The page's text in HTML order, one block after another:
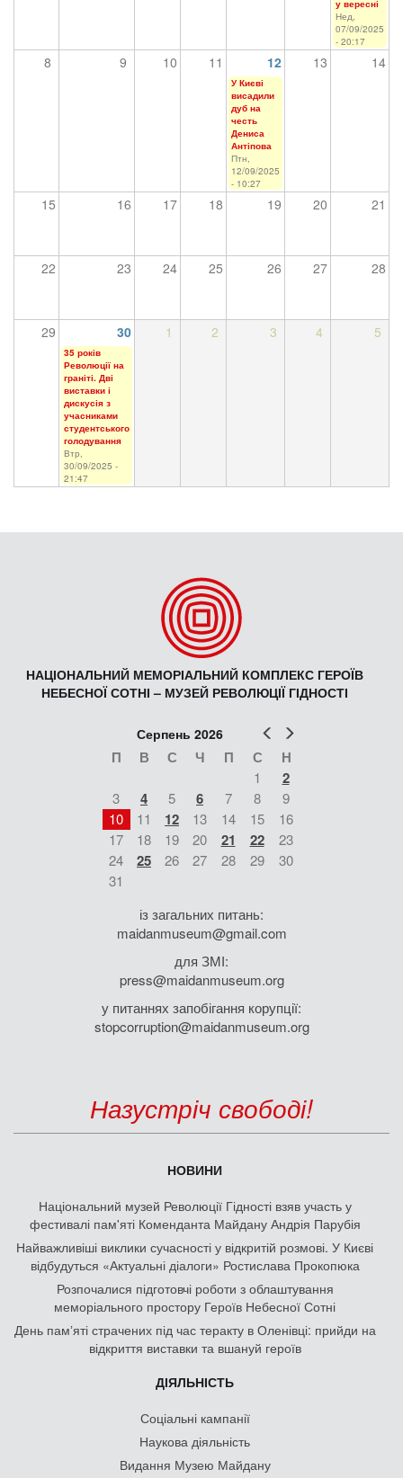
у вересні
Нед,
07/09/2025
- 20:17
8 9 10 11 12 13 14
У Києві
висадили
дуб на
честь
Дениса
Антіпова
Птн,
12/09/2025
- 10:27
15 16 17 18 19 20 21
22 23 24 25 26 27 28
29 30 1 2 3 4 5
35 років
Революції на
граніті. Дві
виставки і
дискусія з
учасниками
студентського
голодування
Втр,
30/09/2025 -
21:47
НАЦІОНАЛЬНИЙ МЕМОРІАЛЬНИЙ КОМПЛЕКС ГЕРОЇВ
НЕБЕСНОЇ СОТНІ – МУЗЕЙ РЕВОЛЮЦІЇ ГІДНОСТІ
Попер
Серпень 2026
П В С Ч П С Н
1 2
3 4 5 6 7 8
9
10
11 12 13 14 15
16
17
18 19 20 21 22
23
24
25 26 27 28 29
30
31
із загальних питань:
maidanmuseum@gmail.com
для ЗМІ:
press@maidanmuseum.org
у питаннях запобігання корупції:
stopcorruption@maidanmuseum.org
Назустріч свободі!
НОВИНИ
Національний музей Революції Гідності взяв участь у
фестивалі пам'яті Коменданта Майдану Андрія Парубія
Найважливіші виклики сучасності у відкритій розмові. У Києві
відбудуться «Актуальні діалоги» Ростислава Прокопюка
Розпочалися підготовчі роботи з облаштування
меморіального простору Героїв Небесної Сотні
День памʼяті страчених під час теракту в Оленівці: прийди на
відкриття виставки та вшануй героїв
ДІЯЛЬНІСТЬ
Соціальні кампанії
Наукова діяльність
Видання Музею Майдану